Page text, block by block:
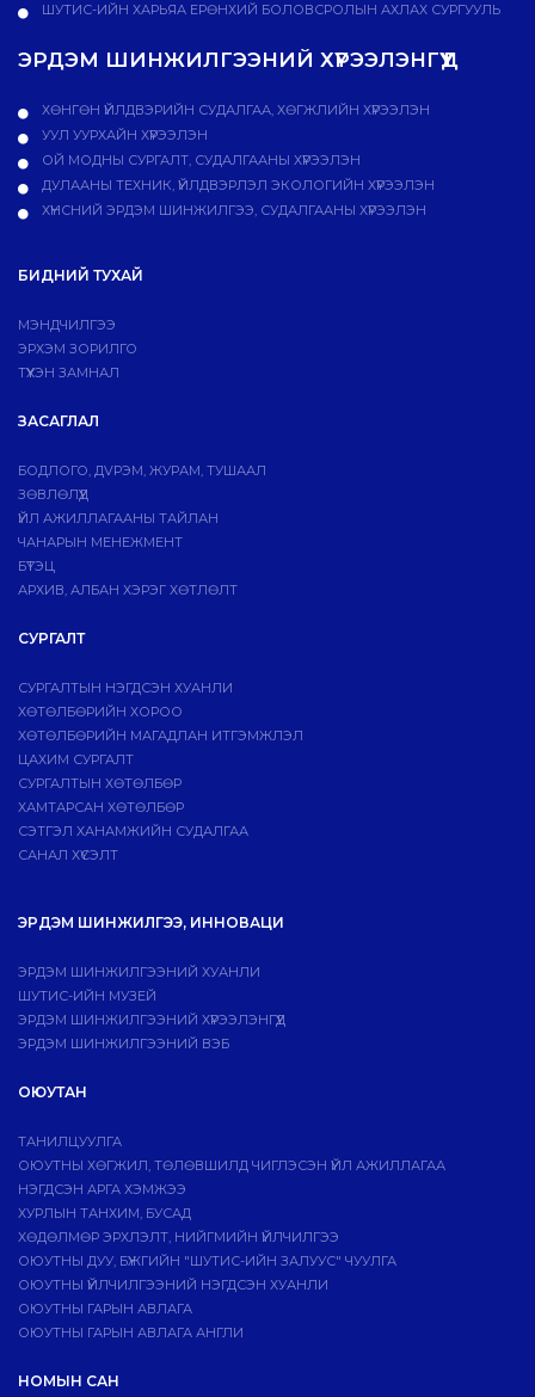
ШУТИС-ИЙН ХАРЬЯА ЕРӨНХИЙ БОЛОВСРОЛЫН АХЛАХ СУРГУУЛЬ
ЭРДЭМ ШИНЖИЛГЭЭНИЙ ХҮРЭЭЛЭНГҮҮД
ХӨНГӨН ҮЙЛДВЭРИЙН СУДАЛГАА, ХӨГЖЛИЙН ХҮРЭЭЛЭН
УУЛ УУРХАЙН ХҮРЭЭЛЭН
ОЙ МОДНЫ СУРГАЛТ, СУДАЛГААНЫ ХҮРЭЭЛЭН
ДУЛААНЫ ТЕХНИК, ҮЙЛДВЭРЛЭЛ ЭКОЛОГИЙН ХҮРЭЭЛЭН
ХҮНСНИЙ ЭРДЭМ ШИНЖИЛГЭЭ, СУДАЛГААНЫ ХҮРЭЭЛЭН
БИДНИЙ ТУХАЙ
МЭНДЧИЛГЭЭ
ЭРХЭМ ЗОРИЛГО
ТҮҮХЭН ЗАМНАЛ
ЗАСАГЛАЛ
БОДЛОГО, ДVРЭМ, ЖУРАМ, ТУШААЛ
ЗӨВЛӨЛҮҮД
ҮЙЛ АЖИЛЛАГААНЫ ТАЙЛАН
ЧАНАРЫН МЕНЕЖМЕНТ
БҮТЭЦ
АРХИВ, АЛБАН ХЭРЭГ ХӨТЛӨЛТ
СУРГАЛТ
СУРГАЛТЫН НЭГДСЭН ХУАНЛИ
ХӨТӨЛБӨРИЙН ХОРОО
ХӨТӨЛБӨРИЙН МАГАДЛАН ИТГЭМЖЛЭЛ
ЦАХИМ СУРГАЛТ
СУРГАЛТЫН ХӨТӨЛБӨР
ХАМТАРСАН ХӨТӨЛБӨР
СЭТГЭЛ ХАНАМЖИЙН СУДАЛГАА
САНАЛ ХҮСЭЛТ
ЭРДЭМ ШИНЖИЛГЭЭ, ИННОВАЦИ
ЭРДЭМ ШИНЖИЛГЭЭНИЙ ХУАНЛИ
ШУТИС-ИЙН МУЗЕЙ
ЭРДЭМ ШИНЖИЛГЭЭНИЙ ХҮРЭЭЛЭНГҮҮД
ЭРДЭМ ШИНЖИЛГЭЭНИЙ ВЭБ
ОЮУТАН
ТАНИЛЦУУЛГА
ОЮУТНЫ ХӨГЖИЛ, ТӨЛӨВШИЛД ЧИГЛЭСЭН ҮЙЛ АЖИЛЛАГАА
НЭГДСЭН АРГА ХЭМЖЭЭ
ХУРЛЫН ТАНХИМ, БУСАД
ХӨДӨЛМӨР ЭРХЛЭЛТ, НИЙГМИЙН ҮЙЛЧИЛГЭЭ
ОЮУТНЫ ДУУ, БҮЖГИЙН "ШУТИС-ИЙН ЗАЛУУС" ЧУУЛГА
ОЮУТНЫ ҮЙЛЧИЛГЭЭНИЙ НЭГДСЭН ХУАНЛИ
ОЮУТНЫ ГАРЫН АВЛАГА
ОЮУТНЫ ГАРЫН АВЛАГА АНГЛИ
НОМЫН САН